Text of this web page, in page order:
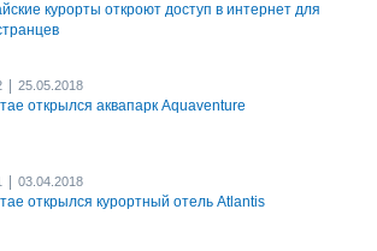
курорты откроют доступ в интернет для
25.05.2018
открылся аквапарк Aquaventure
03.04.2018
открылся курортный отель Atlantis